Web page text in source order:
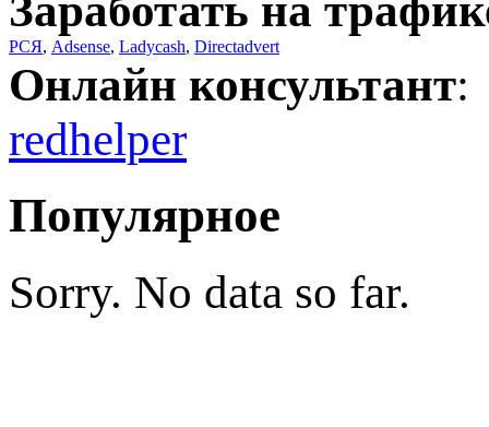
РСЯ, Adsense, Ladycash, Directadvert
Онлайн консультант:
redhelper
Популярное
Sorry. No data so far.